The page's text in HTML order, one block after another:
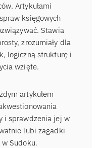
Artykułami
księgowych
Stawia
zrozumiały dla
logiczną strukturę i
wzięte.
artykułem
i sprawdzenia jej w
lubi zagadki
Sudoku.